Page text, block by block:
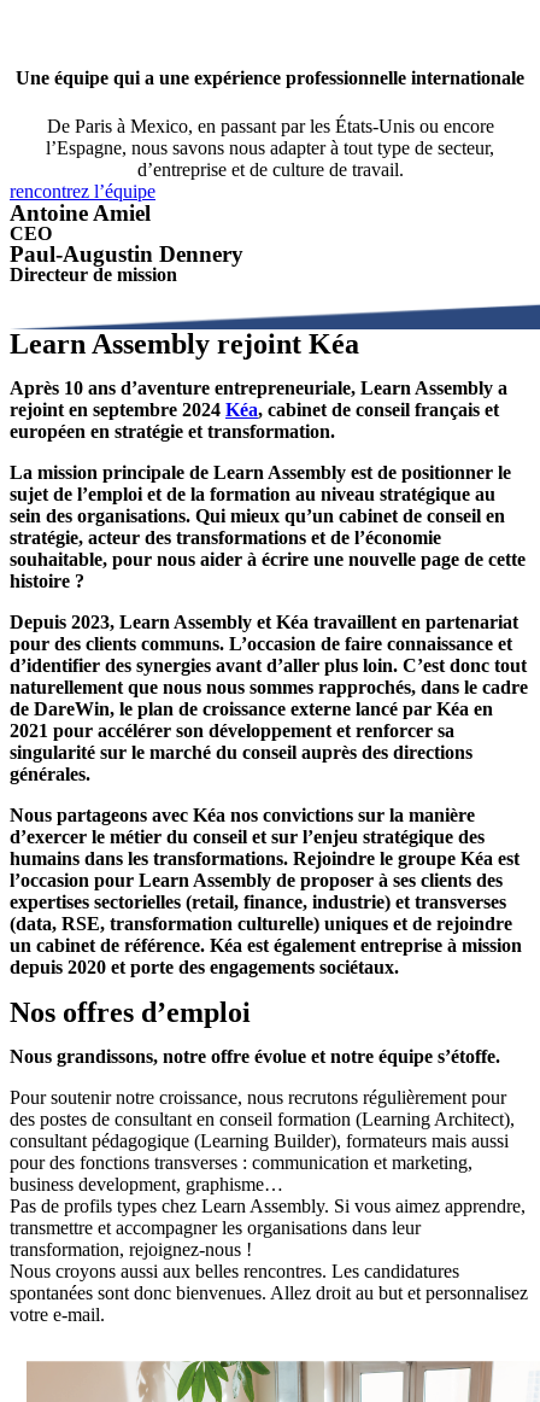
Une équipe qui a une expérience professionnelle internationale
De Paris à Mexico, en passant par les États-Unis ou encore
l’Espagne, nous savons nous adapter à tout type de secteur,
d’entreprise et de culture de travail.
rencontrez l’équipe
Antoine Amiel
CEO
Paul-Augustin Dennery
Directeur de mission
Learn Assembly rejoint Kéa
Après 10 ans d’aventure entrepreneuriale, Learn Assembly a
rejoint en septembre 2024 Kéa, cabinet de conseil français et
européen en stratégie et transformation.
La mission principale de Learn Assembly est de positionner le
sujet de l’emploi et de la formation au niveau stratégique au
sein des organisations. Qui mieux qu’un cabinet de conseil en
stratégie, acteur des transformations et de l’économie
souhaitable, pour nous aider à écrire une nouvelle page de cette
histoire ?
Depuis 2023, Learn Assembly et Kéa travaillent en partenariat
pour des clients communs. L’occasion de faire connaissance et
d’identifier des synergies avant d’aller plus loin. C’est donc tout
naturellement que nous nous sommes rapprochés, dans le cadre
de DareWin, le plan de croissance externe lancé par Kéa en
2021 pour accélérer son développement et renforcer sa
singularité sur le marché du conseil auprès des directions
générales.
Nous partageons avec Kéa nos convictions sur la manière
d’exercer le métier du conseil et sur l’enjeu stratégique des
humains dans les transformations. Rejoindre le groupe Kéa est
l’occasion pour Learn Assembly de proposer à ses clients des
expertises sectorielles (retail, finance, industrie) et transverses
(data, RSE, transformation culturelle) uniques et de rejoindre
un cabinet de référence. Kéa est également entreprise à mission
depuis 2020 et porte des engagements sociétaux.
Nos offres d’emploi
Nous grandissons, notre offre évolue et notre équipe s’étoffe.
Pour soutenir notre croissance, nous recrutons régulièrement pour
des postes de consultant en conseil formation (Learning Architect),
consultant pédagogique (Learning Builder), formateurs mais aussi
pour des fonctions transverses : communication et marketing,
business development, graphisme…
Pas de profils types chez Learn Assembly. Si vous aimez apprendre,
transmettre et accompagner les organisations dans leur
transformation, rejoignez-nous !
Nous croyons aussi aux belles rencontres. Les candidatures
spontanées sont donc bienvenues. Allez droit au but et personnalisez
votre e-mail.